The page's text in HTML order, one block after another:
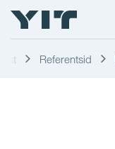
Referentsid